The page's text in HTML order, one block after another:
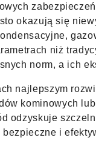
okazują się
niż
norm, a ich
najlepszym
kominowych
odzyskuje
i